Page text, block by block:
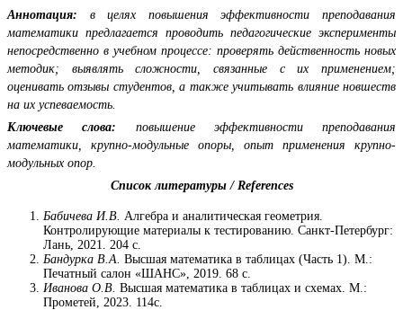
Аннотация: в целях повышения эффективности преподавания
математики предлагается проводить педагогические эксперименты
непосредственно в учебном процессе: проверять действенность новых
методик; выявлять сложности, связанные с их применением;
оценивать отзывы студентов, а также учитывать влияние новшеств
на их успеваемость.
Ключевые слова: повышение эффективности преподавания
математики, крупно-модульные опоры, опыт применения крупно-
модульных опор.
Список литературы / References
Бабичева И.В. Алгебра и аналитическая геометрия.
Контролирующие материалы к тестированию. Санкт-Петербург:
Лань, 2021. 204 с.
Бандурка В.А. Высшая математика в таблицах (Часть 1). М.:
Печатный салон «ШАНС», 2019. 68 с.
Иванова О.В. Высшая математика в таблицах и схемах. М.:
Прометей, 2023. 114с.